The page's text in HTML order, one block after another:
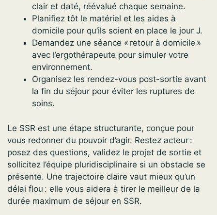
clair et daté, réévalué chaque semaine.
Planifiez tôt le matériel et les aides à
domicile pour qu’ils soient en place le jour J.
Demandez une séance « retour à domicile »
avec l’ergothérapeute pour simuler votre
environnement.
Organisez les rendez-vous post-sortie avant
la fin du séjour pour éviter les ruptures de
soins.
Le SSR est une étape structurante, conçue pour
vous redonner du pouvoir d’agir. Restez acteur :
posez des questions, validez le projet de sortie et
sollicitez l’équipe pluridisciplinaire si un obstacle se
présente. Une trajectoire claire vaut mieux qu’un
délai flou : elle vous aidera à tirer le meilleur de la
durée maximum de séjour en SSR.